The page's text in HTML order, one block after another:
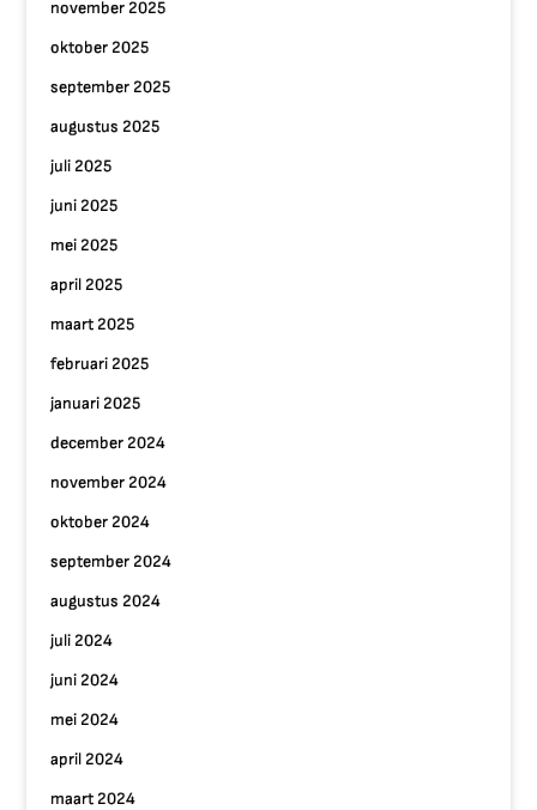
november 2025
oktober 2025
september 2025
augustus 2025
juli 2025
juni 2025
mei 2025
april 2025
maart 2025
februari 2025
januari 2025
december 2024
november 2024
oktober 2024
september 2024
augustus 2024
juli 2024
juni 2024
mei 2024
april 2024
maart 2024